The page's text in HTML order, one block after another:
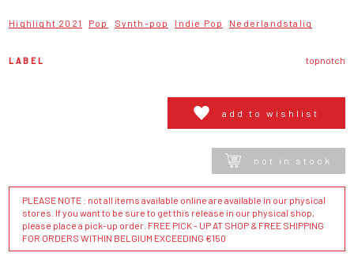
Highlight 2021 Pop Synth-pop Indie Pop Nederlandstalig
LABEL topnotch
add to wishlist
not in stock
PLEASE NOTE : not all items available online are available in our physical
stores. If you want to be sure to get this release in our physical shop,
please place a pick-up order. FREE PICK - UP AT SHOP & FREE SHIPPING
FOR ORDERS WITHIN BELGIUM EXCEEDING €150